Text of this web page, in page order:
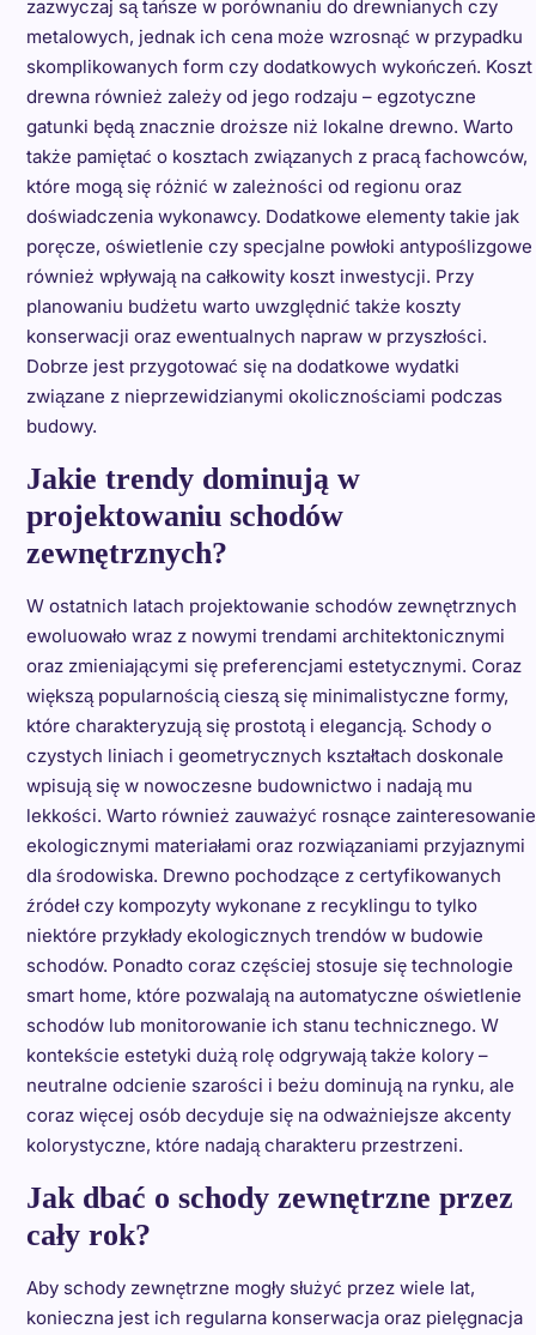
zazwyczaj są tańsze w porównaniu do drewnianych czy
metalowych, jednak ich cena może wzrosnąć w przypadku
skomplikowanych form czy dodatkowych wykończeń. Koszt
drewna również zależy od jego rodzaju – egzotyczne
gatunki będą znacznie droższe niż lokalne drewno. Warto
także pamiętać o kosztach związanych z pracą fachowców,
które mogą się różnić w zależności od regionu oraz
doświadczenia wykonawcy. Dodatkowe elementy takie jak
poręcze, oświetlenie czy specjalne powłoki antypoślizgowe
również wpływają na całkowity koszt inwestycji. Przy
planowaniu budżetu warto uwzględnić także koszty
konserwacji oraz ewentualnych napraw w przyszłości.
Dobrze jest przygotować się na dodatkowe wydatki
związane z nieprzewidzianymi okolicznościami podczas
budowy.
Jakie trendy dominują w
projektowaniu schodów
zewnętrznych?
W ostatnich latach projektowanie schodów zewnętrznych
ewoluowało wraz z nowymi trendami architektonicznymi
oraz zmieniającymi się preferencjami estetycznymi. Coraz
większą popularnością cieszą się minimalistyczne formy,
które charakteryzują się prostotą i elegancją. Schody o
czystych liniach i geometrycznych kształtach doskonale
wpisują się w nowoczesne budownictwo i nadają mu
lekkości. Warto również zauważyć rosnące zainteresowanie
ekologicznymi materiałami oraz rozwiązaniami przyjaznymi
dla środowiska. Drewno pochodzące z certyfikowanych
źródeł czy kompozyty wykonane z recyklingu to tylko
niektóre przykłady ekologicznych trendów w budowie
schodów. Ponadto coraz częściej stosuje się technologie
smart home, które pozwalają na automatyczne oświetlenie
schodów lub monitorowanie ich stanu technicznego. W
kontekście estetyki dużą rolę odgrywają także kolory –
neutralne odcienie szarości i beżu dominują na rynku, ale
coraz więcej osób decyduje się na odważniejsze akcenty
kolorystyczne, które nadają charakteru przestrzeni.
Jak dbać o schody zewnętrzne przez
cały rok?
Aby schody zewnętrzne mogły służyć przez wiele lat,
konieczna jest ich regularna konserwacja oraz pielęgnacja